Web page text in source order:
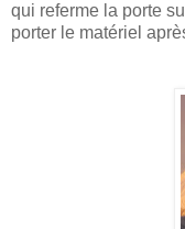
qui referme la porte
porter le matériel